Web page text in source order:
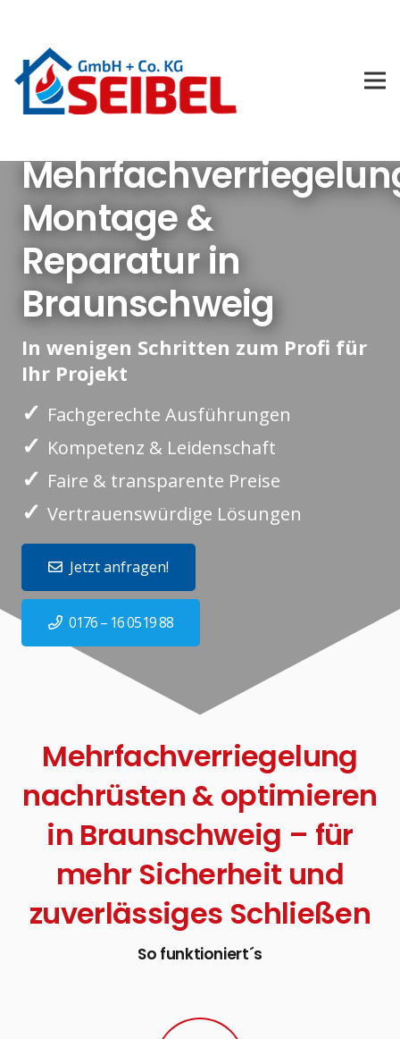
Montage &
Reparatur in
Braunschweig
In wenigen Schritten zum Profi für
Ihr Projekt
✓ Fachgerechte Ausführungen
✓ Kompetenz & Leidenschaft
✓ Faire & transparente Preise
✓ Vertrauenswürdige Lösungen
Jetzt anfragen!
0176 – 16 0519 88
Mehrfachverriegelung
nachrüsten & optimieren
in Braunschweig – für
mehr Sicherheit und
zuverlässiges Schließen
So funktioniert´s